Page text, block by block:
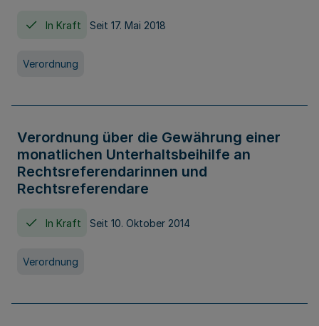
In Kraft Seit 17. Mai 2018
Verordnung
Verordnung über die Gewährung einer
monatlichen Unterhaltsbeihilfe an
Rechtsreferendarinnen und
Rechtsreferendare
In Kraft Seit 10. Oktober 2014
Verordnung